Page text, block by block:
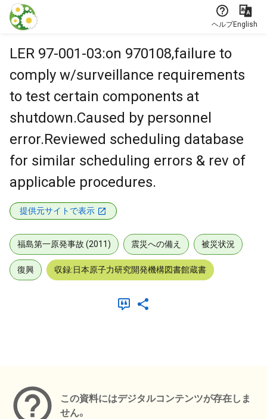
本文に飛ぶ
ヘルプEnglish
LER 97-001-03:on 970108,failure to
comply w/surveillance requirements
to test certain components at
shutdown.Caused by personnel
error.Reviewed scheduling database
for similar scheduling errors & rev of
applicable procedures.
提供元サイトで表示
福島第一原発事故 (2011) 震災への備え 被災状況
復興 収録:日本原子力研究開発機構図書館蔵書
この資料にはデジタルコンテンツが存在しま
せん。